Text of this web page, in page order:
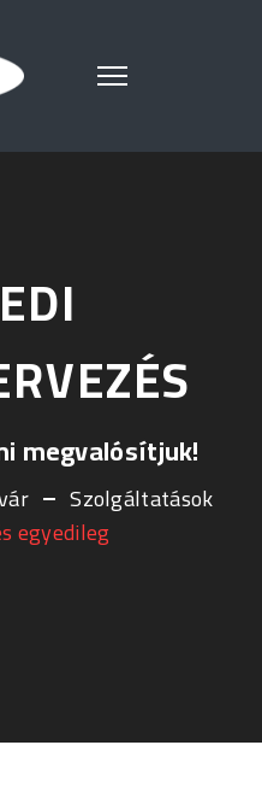
megvalósítjuk!
Szolgáltatások
egyedileg